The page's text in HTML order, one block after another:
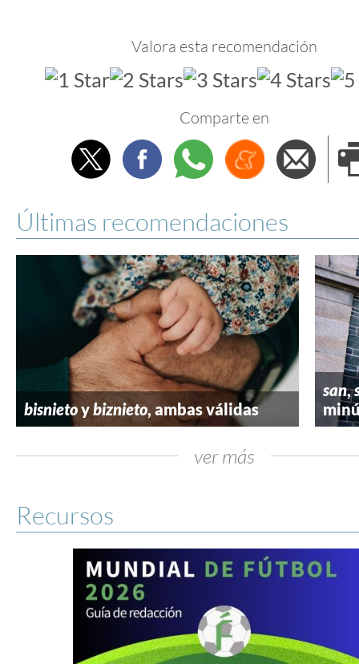
Valora esta recomendación
Comparte en
TwitterFacebookWhatsappMenéame
Últimas recomendaciones
bisnietoybiznieto, ambas válidas
san,
ver más
Recursos